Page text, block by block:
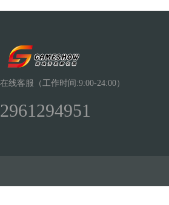
在线客服（工作时间:9:00-24:00）
2961294951